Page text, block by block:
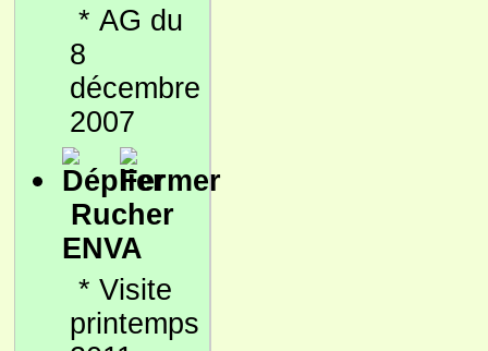
* AG du
8
décembre
2007
Rucher
ENVA
* Visite
printemps